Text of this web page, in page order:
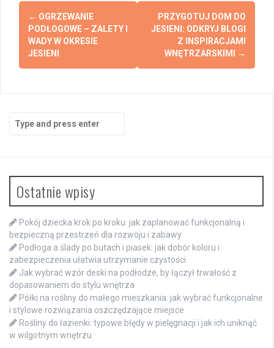
Post
navigation
← OGRZEWANIE
PODŁOGOWE – ZALETY I
WADY W OKRESIE
JESIENI
PRZYGOTUJ DOM DO
JESIENI: ODKRYJ BLOGI
Z INSPIRACJAMI
WNĘTRZARSKIMI →
for:
Ostatnie wpisy
Pokój dziecka krok po kroku: jak zaplanować funkcjonalną i
bezpieczną przestrzeń dla rozwoju i zabawy
Podłoga a ślady po butach i piasek: jak dobór koloru i
zabezpieczenia ułatwia utrzymanie czystości
Jak wybrać wzór deski na podłodze, by łączył trwałość z
dopasowaniem do stylu wnętrza
Półki na rośliny do małego mieszkania: jak wybrać funkcjonalne
i stylowe rozwiązania oszczędzające miejsce
Rośliny do łazienki: typowe błędy w pielęgnacji i jak ich uniknąć
w wilgotnym wnętrzu